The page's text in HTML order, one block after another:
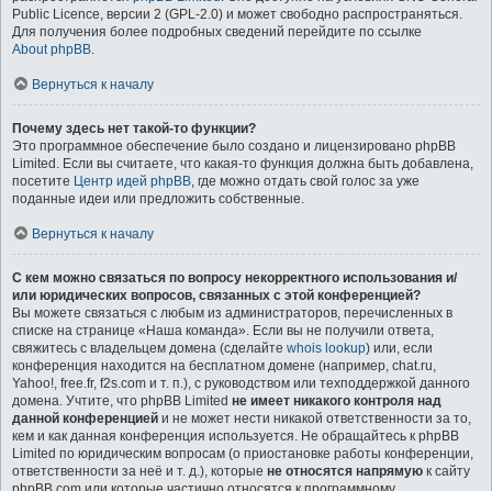
Public Licence, версии 2 (GPL-2.0) и может свободно распространяться.
Для получения более подробных сведений перейдите по ссылке
About phpBB.
Вернуться к началу
Почему здесь нет такой-то функции?
Это программное обеспечение было создано и лицензировано phpBB
Limited. Если вы считаете, что какая-то функция должна быть добавлена,
посетите Центр идей phpBB, где можно отдать свой голос за уже
поданные идеи или предложить собственные.
Вернуться к началу
С кем можно связаться по вопросу некорректного использования и/
или юридических вопросов, связанных с этой конференцией?
Вы можете связаться с любым из администраторов, перечисленных в
списке на странице «Наша команда». Если вы не получили ответа,
свяжитесь с владельцем домена (сделайте whois lookup) или, если
конференция находится на бесплатном домене (например, chat.ru,
Yahoo!, free.fr, f2s.com и т. п.), с руководством или техподдержкой данного
домена. Учтите, что phpBB Limited не имеет никакого контроля над
данной конференцией и не может нести никакой ответственности за то,
кем и как данная конференция используется. Не обращайтесь к phpBB
Limited по юридическим вопросам (о приостановке работы конференции,
ответственности за неё и т. д.), которые не относятся напрямую к сайту